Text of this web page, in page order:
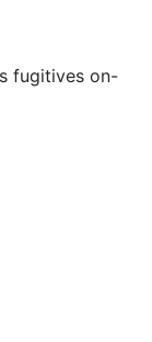
fugitives on-